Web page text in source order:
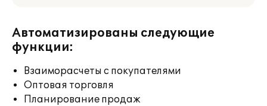
Автоматизированы следующие
функции:
Взаиморасчеты с покупателями
Оптовая торговля
Планирование продаж